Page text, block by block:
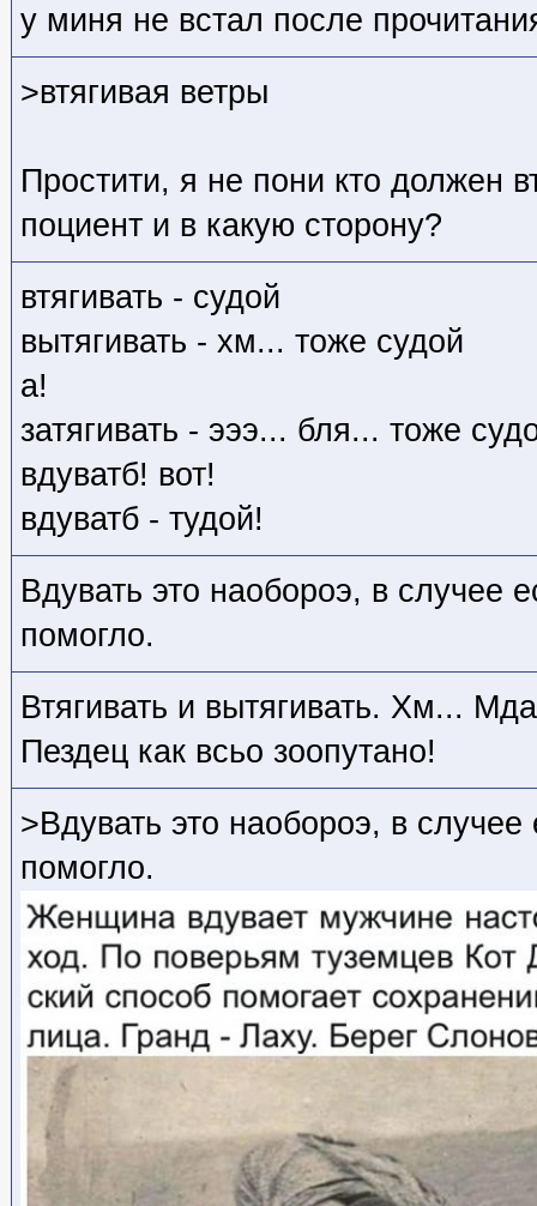
у миня не встал после
>втягивая ветры
Простити, я не пони кто должен
поциент и в какую сторону?
втягивать - судой
вытягивать - хм... тоже судой
а!
затягивать - эээ... бля... тоже
вдуватб! вот!
вдуватб - тудой!
Вдувать это наобороэ, в случее
помогло.
Втягивать и вытягивать. Хм...
Пездец как всьо зоопутано!
>Вдувать это наобороэ, в случее
помогло.